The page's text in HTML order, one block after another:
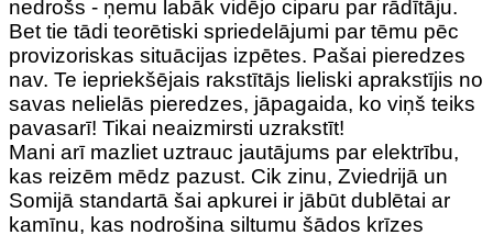
nedrošs - ņemu labāk vidējo ciparu par rādītāju.
Bet tie tādi teorētiski spriedelājumi par tēmu pēc
provizoriskas situācijas izpētes. Pašai pieredzes
nav. Te iepriekšējais rakstītājs lieliski aprakstījis no
savas nelielās pieredzes, jāpagaida, ko viņš teiks
pavasarī! Tikai neaizmirsti uzrakstīt!
Mani arī mazliet uztrauc jautājums par elektrību,
kas reizēm mēdz pazust. Cik zinu, Zviedrijā un
Somijā standartā šai apkurei ir jābūt dublētai ar
kamīnu, kas nodrošina siltumu šādos krīzes